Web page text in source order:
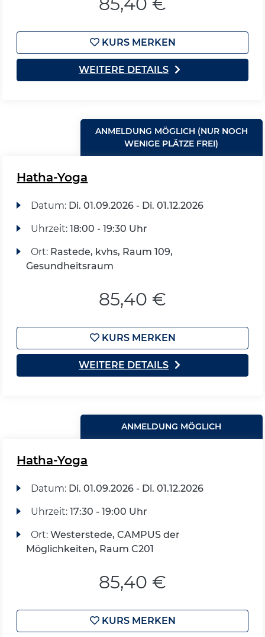
KURS MERKEN
WEITERE DETAILS
ANMELDUNG MÖGLICH (NUR NOCH
WENIGE PLÄTZE FREI)
Hatha-Yoga
Datum: Di. 01.09.2026 - Di. 01.12.2026
Uhrzeit: 18:00 - 19:30 Uhr
Ort: Rastede, kvhs, Raum 109,
Gesundheitsraum
85,40 €
KURS MERKEN
WEITERE DETAILS
ANMELDUNG MÖGLICH
Hatha-Yoga
Datum: Di. 01.09.2026 - Di. 01.12.2026
Uhrzeit: 17:30 - 19:00 Uhr
Ort: Westerstede, CAMPUS der
Möglichkeiten, Raum C201
85,40 €
KURS MERKEN